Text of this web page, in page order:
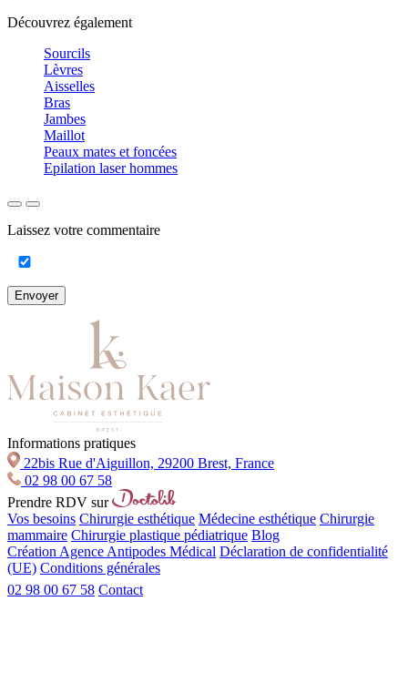
Découvrez également
Sourcils
Lèvres
Aisselles
Bras
Jambes
Maillot
Peaux mates et foncées
Epilation laser hommes
Laissez votre commentaire
Envoyer
Informations pratiques
22bis Rue d'Aiguillon, 29200 Brest, France
02 98 00 67 58
Prendre RDV sur
Vos besoins Chirurgie esthétique Médecine esthétique Chirurgie
mammaire Chirurgie plastique pédiatrique Blog
Création Agence Antipodes Médical Déclaration de confidentialité
(UE) Conditions générales
02 98 00 67 58 Contact